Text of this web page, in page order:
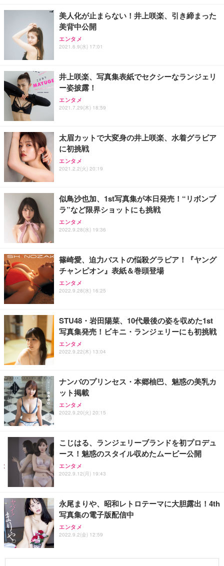
美人化が止まらない！井上咲楽、引き締まった
美背中公開
エンタメ
2021.6.9(水) 17:01
井上咲楽、写真集表紙でセクシーなランジェリ
ー姿披露！
エンタメ
2021.7.29(木) 18:59
太眉カットで大変身の井上咲楽、水着グラビア
に初挑戦
エンタメ
2021.2.2(火) 20:19
似鳥沙也加、1st写真集が本日発売！“リボンブ
ラ”など限界ショットにも挑戦
エンタメ
2022.9.28(水) 19:36
篠崎愛、迫力バストの悩殺グラビア！『ヤング
チャンピオン』表紙＆巻頭登場
エンタメ
2022.9.28(水) 16:25
STU48・岩田陽菜、10代最後の姿を収めた1st
写真集発売！ビキニ・ランジェリーにも初挑戦
エンタメ
2022.9.22(木) 13:04
ナンバのプリンセス・本郷柚巴、魅惑の美乳カ
ット掲載
エンタメ
2022.9.20(火) 20:15
こじはる、ランジェリーブランドを初プロデュ
ース！魅惑のスタイル収めたムービー公開
エンタメ
2022.9.12(月) 19:43
永尾まりや、昭和レトロテーマに大胆露出！4th
写真集の電子版配信中
エンタメ
2022.9.2(金) 12:59